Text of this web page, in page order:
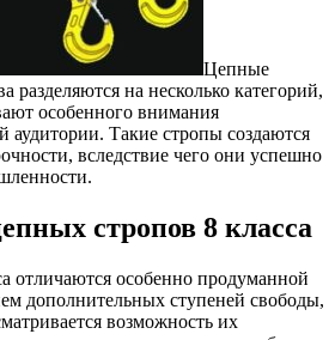
Цепные
разделяются на несколько категорий,
особенного внимания
аудитории. Такие стропы создаются
вследствие чего они успешно
стропов 8 класса
отличаются особенно продуманной
дополнительных ступеней свободы,
возможность их